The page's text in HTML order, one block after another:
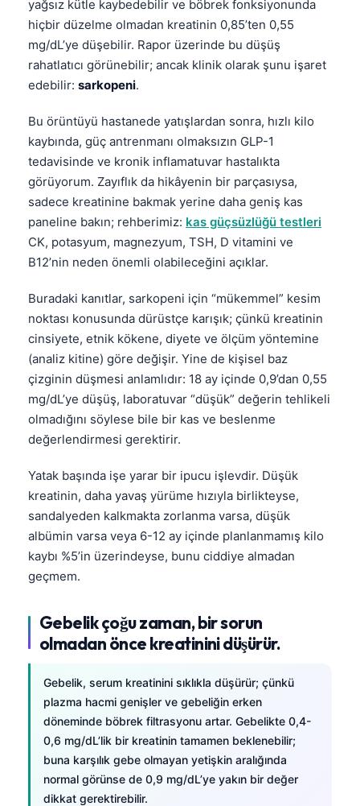
yağsız kütle kaybedebilir ve böbrek fonksiyonunda
hiçbir düzelme olmadan kreatinin 0,85’ten 0,55
mg/dL’ye düşebilir. Rapor üzerinde bu düşüş
rahatlatıcı görünebilir; ancak klinik olarak şunu işaret
edebilir: sarkopeni.
Bu örüntüyü hastanede yatışlardan sonra, hızlı kilo
kaybında, güç antrenmanı olmaksızın GLP-1
tedavisinde ve kronik inflamatuvar hastalıkta
görüyorum. Zayıflık da hikâyenin bir parçasıysa,
sadece kreatinine bakmak yerine daha geniş kas
paneline bakın; rehberimiz: kas güçsüzlüğü testleri
CK, potasyum, magnezyum, TSH, D vitamini ve
B12’nin neden önemli olabileceğini açıklar.
Buradaki kanıtlar, sarkopeni için “mükemmel” kesim
noktası konusunda dürüstçe karışık; çünkü kreatinin
cinsiyete, etnik kökene, diyete ve ölçüm yöntemine
(analiz kitine) göre değişir. Yine de kişisel baz
çizginin düşmesi anlamlıdır: 18 ay içinde 0,9’dan 0,55
mg/dL’ye düşüş, laboratuvar “düşük” değerin tehlikeli
olmadığını söylese bile bir kas ve beslenme
değerlendirmesi gerektirir.
Yatak başında işe yarar bir ipucu işlevdir. Düşük
kreatinin, daha yavaş yürüme hızıyla birlikteyse,
sandalyeden kalkmakta zorlanma varsa, düşük
albümin varsa veya 6-12 ay içinde planlanmamış kilo
kaybı %5’in üzerindeyse, bunu ciddiye almadan
geçmem.
Gebelik çoğu zaman, bir sorun
olmadan önce kreatinini düşürür.
Gebelik, serum kreatinini sıklıkla düşürür; çünkü
plazma hacmi genişler ve gebeliğin erken
döneminde böbrek filtrasyonu artar. Gebelikte 0,4-
0,6 mg/dL’lik bir kreatinin tamamen beklenebilir;
buna karşılık gebe olmayan yetişkin aralığında
normal görünse de 0,9 mg/dL’ye yakın bir değer
dikkat gerektirebilir.